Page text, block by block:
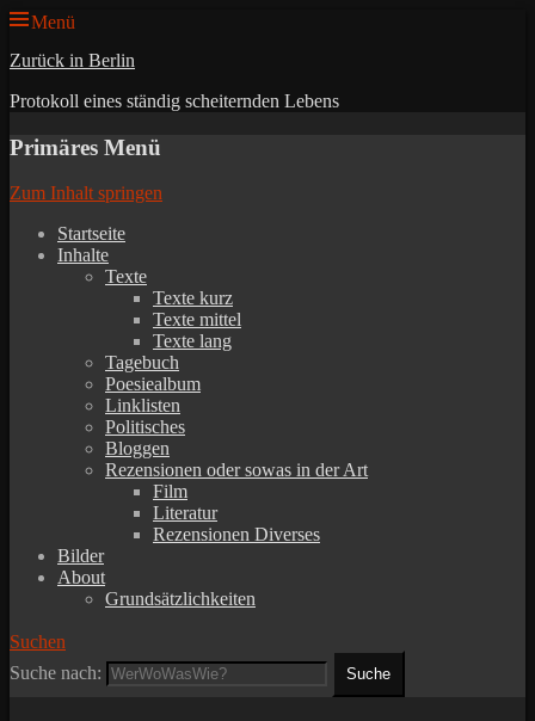
Menü
Zurück in Berlin
Protokoll eines ständig scheiternden Lebens
Primäres Menü
Zum Inhalt springen
Startseite
Inhalte
Texte
Texte kurz
Texte mittel
Texte lang
Tagebuch
Poesiealbum
Linklisten
Politisches
Bloggen
Rezensionen oder sowas in der Art
Film
Literatur
Rezensionen Diverses
Bilder
About
Grundsätzlichkeiten
Suchen
Suche nach: